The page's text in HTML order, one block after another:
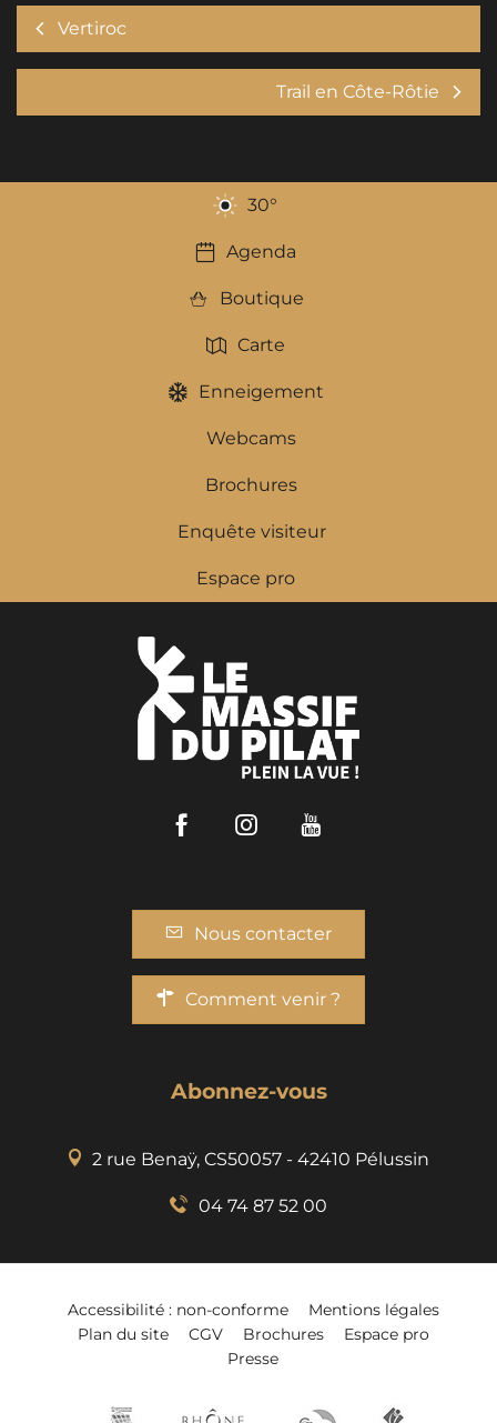
Vertiroc
Trail en Côte-Rôtie
30°
Agenda
Boutique
Carte
Enneigement
Webcams
Brochures
Enquête visiteur
Espace pro
FacebookInstagram
Nous contacter
Comment venir ?
Abonnez-vous
2 rue Benaÿ, CS50057 - 42410 Pélussin
04 74 87 52 00
Accessibilité : non-conforme
Mentions légales
Plan du site
CGV Brochures
Espace pro
Presse